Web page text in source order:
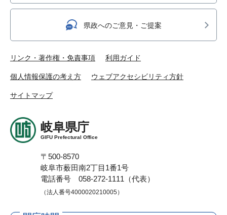
県政へのご意見・ご提案
リンク・著作権・免責事項 利用ガイド
個人情報保護の考え方 ウェブアクセシビリティ方針
サイトマップ
岐阜県庁
GIFU Prefectural Office
〒500-8570
岐阜市薮田南2丁目1番1号
電話番号 058-272-1111（代表）
（法人番号4000020210005）